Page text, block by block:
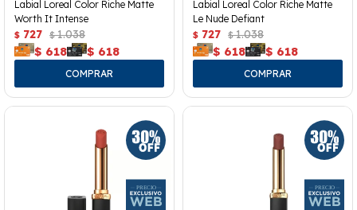
Labial Loreal Color Riche Matte
Worth It Intense
$ 727 $ 1.038
$ 618 $ 618
Labial Loreal Color Riche Matte
Le Nude Defiant
$ 727 $ 1.038
$ 618 $ 618